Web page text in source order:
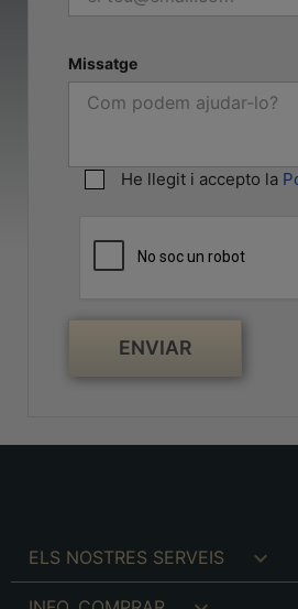
Missatge
He llegit i accepto la
ELS NOSTRES SERVEIS 